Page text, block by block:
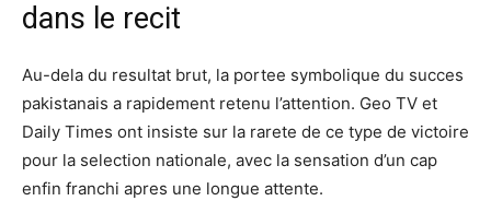
dans le recit
Au-dela du resultat brut, la portee symbolique du succes
pakistanais a rapidement retenu l’attention. Geo TV et
Daily Times ont insiste sur la rarete de ce type de victoire
pour la selection nationale, avec la sensation d’un cap
enfin franchi apres une longue attente.